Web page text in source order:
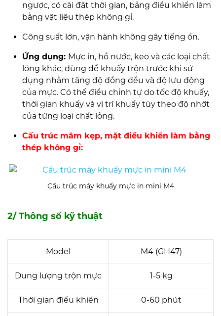
ngược, có cài đặt thời gian, bảng điều khiển làm
bằng vật liệu thép không gỉ.
Công suất lớn, vận hành không gây tiếng ồn.
Ứng dụng: Mực in, hồ nước, keo và các loại chất
lỏng khác, dùng để khuấy trộn trước khi sử
dụng nhằm tăng độ đồng đều và độ lưu động
của mực. Có thể điều chỉnh tự do tốc độ khuấy,
thời gian khuấy và vị trí khuấy tùy theo độ nhớt
của từng loại chất lỏng.
Cấu trúc mâm kẹp, mặt điều khiển làm bằng
thép không gỉ:
Cấu trúc máy khuấy mực in mini M4
2/ Thông số kỹ thuật
Model M4 (GH47)
Dung lượng trộn mực 1-5 kg
Thời gian điều khiển 0-60 phút